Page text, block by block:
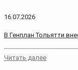
16.07.2026
В Генплан Тольятти
Читать далее